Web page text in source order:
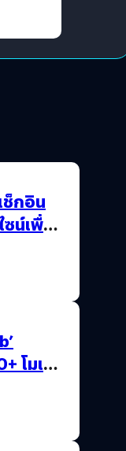
ช็กอิน
ซน์เพื่อ
โมเดล